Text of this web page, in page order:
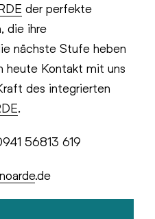
der perfekte
die ihre
nächste Stufe heben
heute Kontakt mit uns
des integrierten
.
56813 619
.de